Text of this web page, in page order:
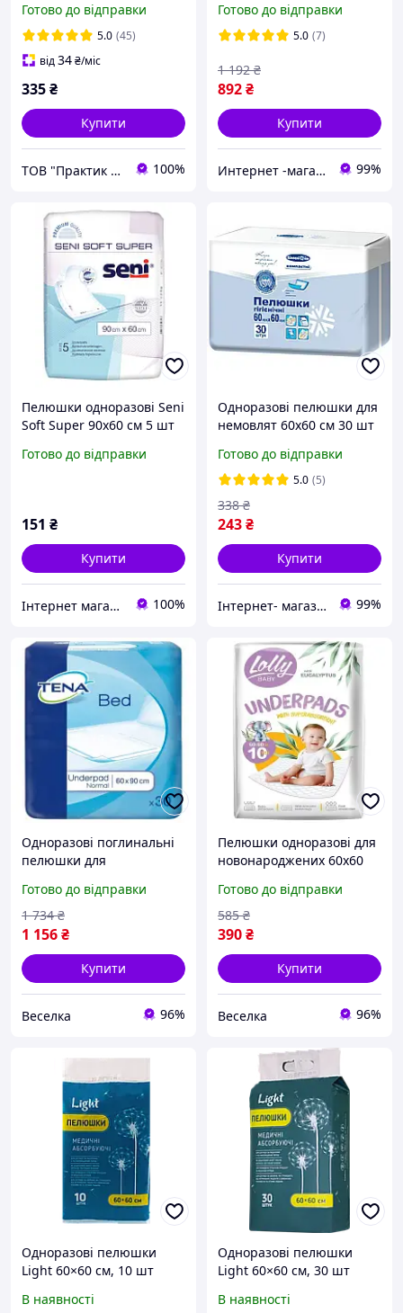
одноразові пелюшки
Готово до відправки
5.0 (45)
від34₴/міс
335₴
Купити
ТОВ "Практик 2022": Інтернет-магазин медичних, офісних, канцелярських та господарських товарів 100%
Normal (4 уп по 30 шт)
Готово до відправки
5.0 (7)
892₴
1 192 ₴
Купити
Интернет -магазин " Папуля" 99%
Пелюшки одноразові Seni
Soft Super 90x60 см 5 шт
Готово до відправки
151 ₴
Купити
Інтернет магазин Pamp-Pamp 100%
Одноразові пелюшки для
немовлят 60х60 см 30 шт
Готово до відправки
5.0 (5)
243₴
338 ₴
Купити
Інтернет- магазин " Товари в Дім" 99%
Одноразові поглинальні
пелюшки для
см 30 штук м'які та зручні
для дітей FLAME
Готово до відправки
1 156₴
1 734 ₴
Купити
Веселка 96%
Пелюшки одноразові для
новонароджених 60х60
для заміни підгузків
FLAME
Готово до відправки
390₴
585 ₴
Купити
Веселка 96%
Одноразові пелюшки
Light 60×60 см, 10 шт
В наявності
Одноразові пелюшки
Light 60×60 см, 30 шт
В наявності